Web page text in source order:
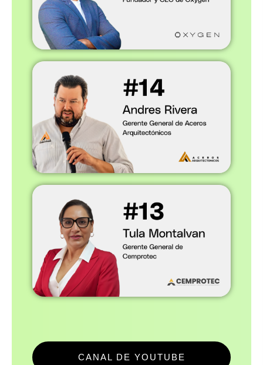
CANAL DE YOUTUBE